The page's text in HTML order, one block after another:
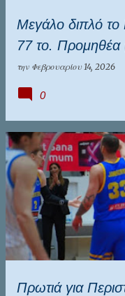
Μεγάλο διπλό το
77 το. Προμηθέα
την Φεβρουαρίου 14, 2026
0
Πρωτιά για